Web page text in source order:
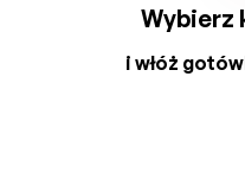
Wybierz
i włóż